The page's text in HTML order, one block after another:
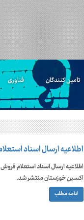
تامین کنندگان فناوری
اطلاعیه ارسال اسناد استعلام
اکسین خوزستان منتشر شد.
ادامه مطلب